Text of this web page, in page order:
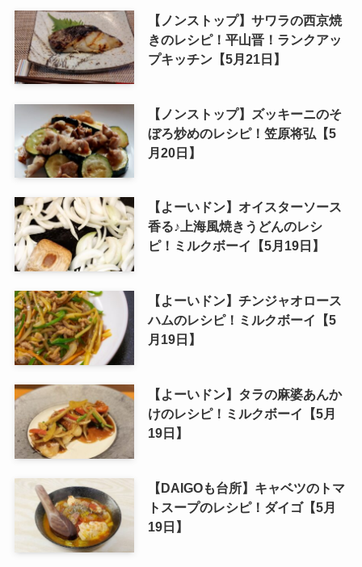
【ノンストップ】サワラの西京焼
きのレシピ！平山晋！ランクアッ
プキッチン【5月21日】
【ノンストップ】ズッキーニのそ
ぼろ炒めのレシピ！笠原将弘【5
月20日】
【よーいドン】オイスターソース
香る♪上海風焼きうどんのレシ
ピ！ミルクボーイ【5月19日】
【よーいドン】チンジャオロース
ハムのレシピ！ミルクボーイ【5
月19日】
【よーいドン】タラの麻婆あんか
けのレシピ！ミルクボーイ【5月
19日】
【DAIGOも台所】キャベツのトマ
トスープのレシピ！ダイゴ【5月
19日】